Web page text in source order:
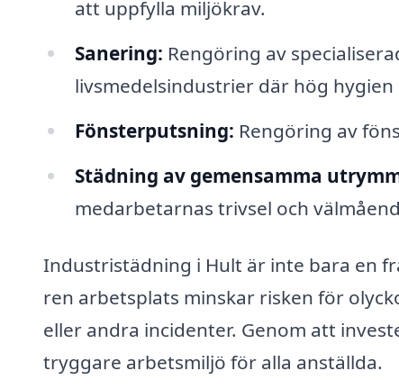
att uppfylla miljökrav.
Sanering: Rengöring av
livsmedelsindustrier där hög
Fönsterputsning: Rengöring av
Städning av gemensamma
medarbetarnas trivsel och
Industristädning i Hult är inte bara en
ren arbetsplats minskar risken för
eller andra incidenter. Genom att
tryggare arbetsmiljö för alla anställda.